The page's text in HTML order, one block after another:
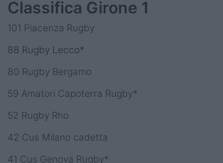
Classifica Girone 1
101 Piacenza Rugby
88 Rugby Lecco*
80 Rugby Bergamo
59 Amatori Capoterra Rugby*
52 Rugby Rho
42 Cus Milano cadetta
41 Cus Genova Rugby*